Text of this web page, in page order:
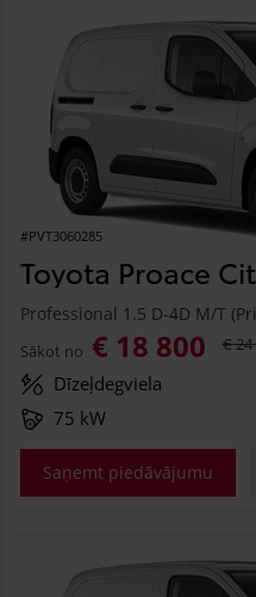
#PVT3060285
Toyota Proace
Professional 1.5 D-4D M/T
Sākot no € 18 800 € 24
Dīzeļdegviela
75 kW
Saņemt piedāvājumu